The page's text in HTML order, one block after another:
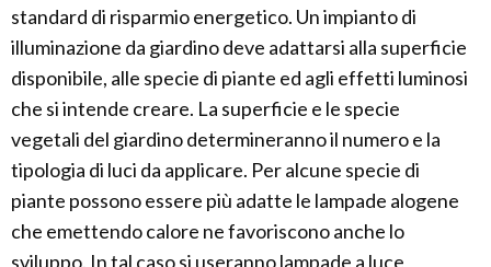
standard di risparmio energetico. Un impianto di
illuminazione da giardino deve adattarsi alla superficie
disponibile, alle specie di piante ed agli effetti luminosi
che si intende creare. La superficie e le specie
vegetali del giardino determineranno il numero e la
tipologia di luci da applicare. Per alcune specie di
piante possono essere più adatte le lampade alogene
che emettendo calore ne favoriscono anche lo
sviluppo. In tal caso si useranno lampade a luce